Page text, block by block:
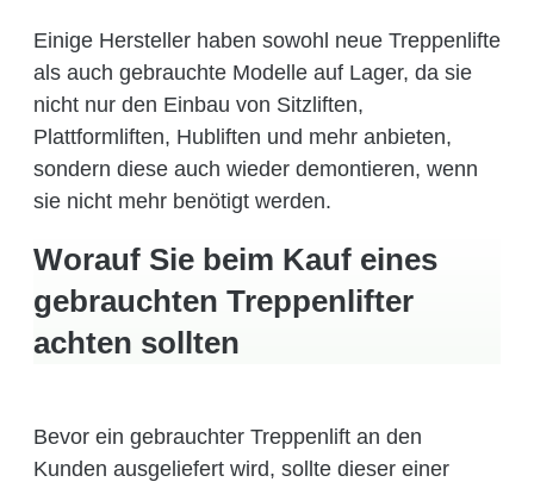
Einige Hersteller haben sowohl neue Treppenlifte
als auch gebrauchte Modelle auf Lager, da sie
nicht nur den Einbau von Sitzliften,
Plattformliften, Hubliften und mehr anbieten,
sondern diese auch wieder demontieren, wenn
sie nicht mehr benötigt werden.
Worauf Sie beim Kauf eines
gebrauchten Treppenlifter
achten sollten
Bevor ein gebrauchter Treppenlift an den
Kunden ausgeliefert wird, sollte dieser einer